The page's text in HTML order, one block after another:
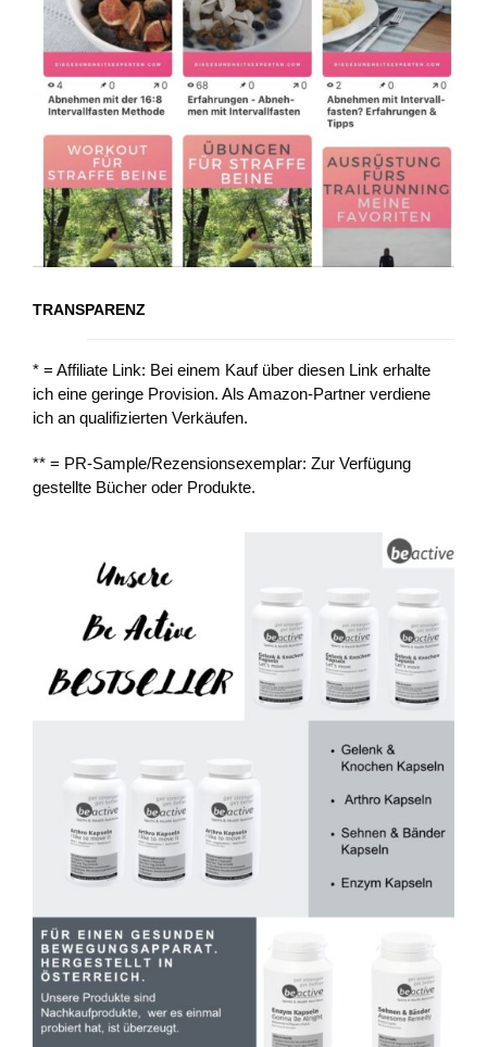
TRANSPARENZ
* = Affiliate Link: Bei einem Kauf über diesen Link erhalte
ich eine geringe Provision. Als Amazon-Partner verdiene
ich an qualifizierten Verkäufen.
** = PR-Sample/Rezensionsexemplar: Zur Verfügung
gestellte Bücher oder Produkte.